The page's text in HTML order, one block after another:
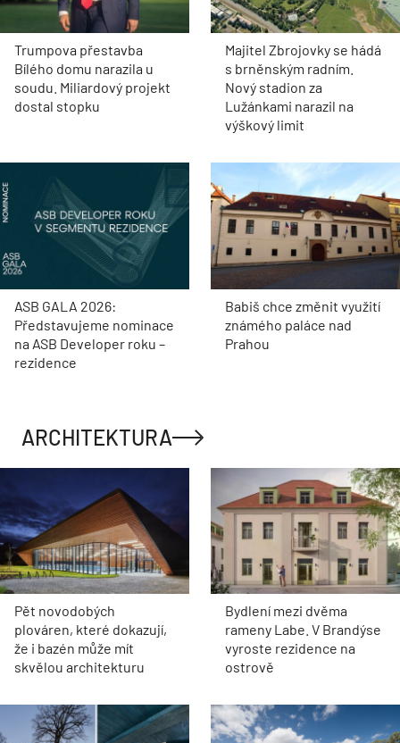
Trumpova přestavba
Bílého domu narazila u
soudu. Miliardový projekt
dostal stopku
Majitel Zbrojovky se hádá
s brněnským radním.
Nový stadion za
Lužánkami narazil na
výškový limit
ASB GALA 2026:
Představujeme nominace
na ASB Developer roku –
rezidence
Babiš chce změnit využití
známého paláce nad
Prahou
ARCHITEKTURA
Pět novodobých
plováren, které dokazují,
že i bazén může mít
skvělou architekturu
Bydlení mezi dvěma
rameny Labe. V Brandýse
vyroste rezidence na
ostrově